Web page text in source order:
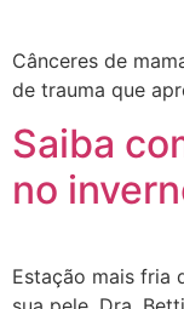
Cânceres de
de trauma que
Saiba
no
Estação mais fria